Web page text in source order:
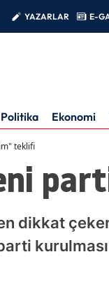
YAZARLAR E-
Politika Ekonomi
teklifi
dikkat